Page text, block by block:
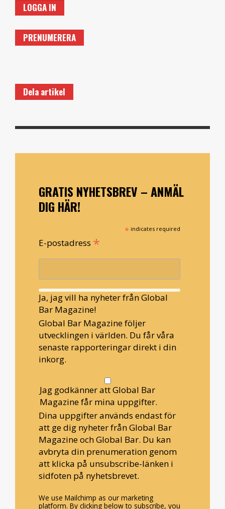
LOGGA IN
PRENUMERERA
Dela artikel
GRATIS NYHETSBREV – ANMÄL
DIG HÄR!
* indicates required
E-postadress *
Ja, jag vill ha nyheter från Global
Bar Magazine!
Global Bar Magazine följer
utvecklingen i världen. Du får våra
senaste rapporteringar direkt i din
inkorg.
Jag godkänner att Global Bar
Magazine får mina uppgifter.
Dina uppgifter används endast för
att ge dig nyheter från Global Bar
Magazine och Global Bar. Du kan
avbryta din prenumeration genom
att klicka på unsubscribe-länken i
sidfoten på nyhetsbrevet.
We use Mailchimp as our marketing
platform. By clicking below to subscribe, you